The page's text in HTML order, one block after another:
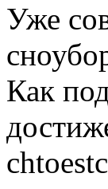
Уже
Как